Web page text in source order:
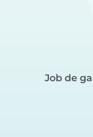
Job de